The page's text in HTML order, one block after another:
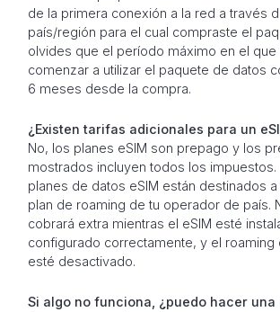
de la primera conexión a la red a través
país/región para el cual compraste el
olvides que el período máximo en el
comenzar a utilizar el paquete de datos
6 meses desde la compra.
¿Existen tarifas adicionales para un
No, los planes eSIM son prepago y los
mostrados incluyen todos los impuestos.
planes de datos eSIM están destinados
plan de roaming de tu operador de país.
cobrará extra mientras el eSIM esté
configurado correctamente, y el roaming
esté desactivado.
Si algo no funciona, ¿puedo hacer una